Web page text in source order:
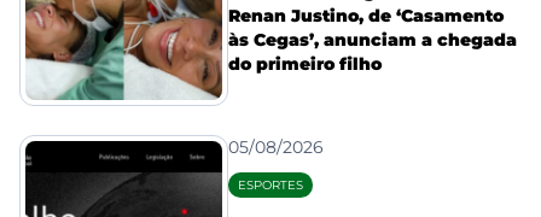
Renan Justino, de ‘Casamento
às Cegas’, anunciam a chegada
do primeiro filho
05/08/2026
ESPORTES